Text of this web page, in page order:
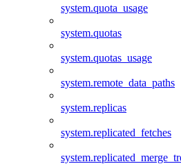
system.quota_usage
system.quotas
system.quotas_usage
system.remote_data_paths
system.replicas
system.replicated_fetches